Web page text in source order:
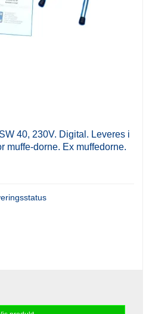
40, 230V. Digital. Leveres i
muffe-dorne. Ex muffedorne.